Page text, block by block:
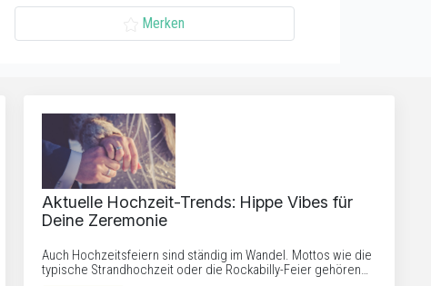
Merken
Aktuelle Hochzeit-Trends: Hippe Vibes für
Deine Zeremonie
Auch Hochzeitsfeiern sind ständig im Wandel. Mottos wie die
typische Strandhochzeit oder die Rockabilly-Feier gehören…